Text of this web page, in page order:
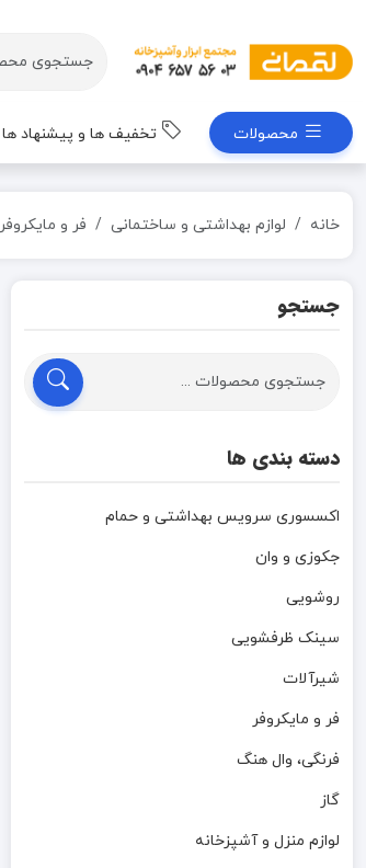
محصولات تخفیف ها و پیشنهاد ها
خانه لوازم بهداشتی و ساختمانی فر و مایکروفر
جستجو
دسته بندی ها
اکسسوری سرویس بهداشتی و حمام
جکوزی و وان
روشویی
سینک ظرفشویی
شیرآلات
فر و مایکروفر
فرنگی، وال هنگ
گاز
لوازم منزل و آشپزخانه